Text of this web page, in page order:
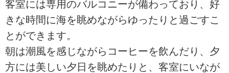
客室には専用のバルコニーが備わっており、好
きな時間に海を眺めながらゆったりと過ごすこ
とができます。
朝は潮風を感じながらコーヒーを飲んだり、夕
方には美しい夕日を眺めたりと、客室にいなが